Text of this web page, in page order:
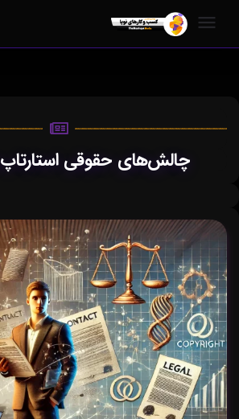
چالش‌های حقوقی